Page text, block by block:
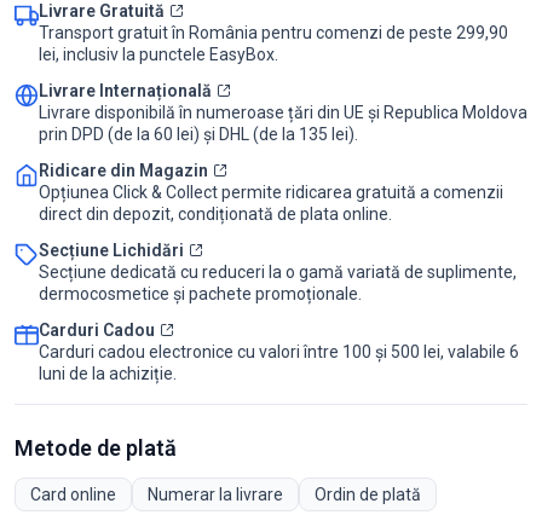
Livrare Gratuită
Transport gratuit în România pentru comenzi de peste 299,90
lei, inclusiv la punctele EasyBox.
Livrare Internațională
Livrare disponibilă în numeroase țări din UE și Republica Moldova
prin DPD (de la 60 lei) și DHL (de la 135 lei).
Ridicare din Magazin
Opțiunea Click & Collect permite ridicarea gratuită a comenzii
direct din depozit, condiționată de plata online.
Secțiune Lichidări
Secțiune dedicată cu reduceri la o gamă variată de suplimente,
dermocosmetice și pachete promoționale.
Carduri Cadou
Carduri cadou electronice cu valori între 100 și 500 lei, valabile 6
luni de la achiziție.
Metode de plată
Card online Numerar la livrare Ordin de plată